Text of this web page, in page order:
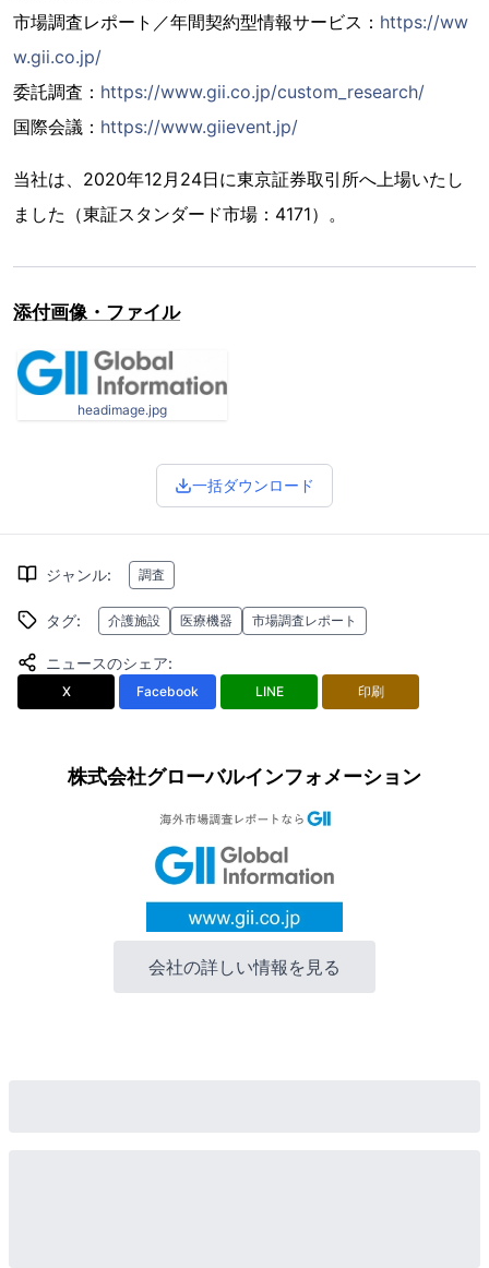
市場調査レポート／年間契約型情報サービス： https://ww
w.gii.co.jp/
委託調査： https://www.gii.co.jp/custom_research/
国際会議： https://www.giievent.jp/
当社は、2020年12月24日に東京証券取引所へ上場いたし
ました（東証スタンダード市場：4171）。
添付画像・ファイル
headimage.jpg
一括ダウンロード
ジャンル: 調査
タグ: 介護施設 医療機器 市場調査レポート
ニュースのシェア:
X Facebook LINE 印刷
株式会社グローバルインフォメーション
会社の詳しい情報を見る